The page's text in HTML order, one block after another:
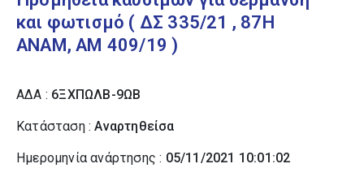
και φωτισμό ( ΔΣ 335/21 , 87Η
ΑΝΑΜ, ΑΜ 409/19 )
ΑΔΑ : 6ΞΧΠΩΛΒ-9ΩΒ
Κατάσταση :Αναρτηθείσα
Ημερομηνία ανάρτησης : 05/11/2021 10:01:02